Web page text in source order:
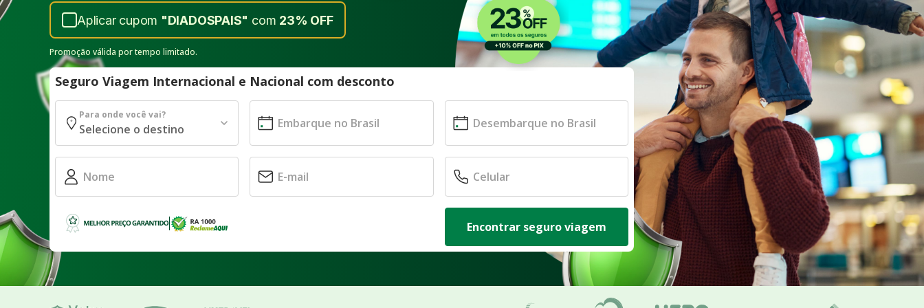
Aplicar cupom "DIADOSPAIS" com 23% OFF
Promoção válida por tempo limitado.
Seguro Viagem Internacional e Nacional com desconto
Para onde você vai?
Encontrar seguro viagem